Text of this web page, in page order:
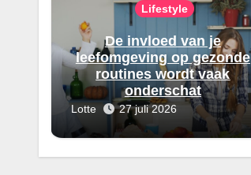
Lifestyle
De invloed van je
leefomgeving op gezonde
routines wordt vaak
onderschat
Lotte 27 juli 2026